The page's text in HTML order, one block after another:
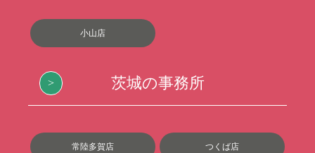
小山店
茨城の事務所
常陸多賀店 つくば店